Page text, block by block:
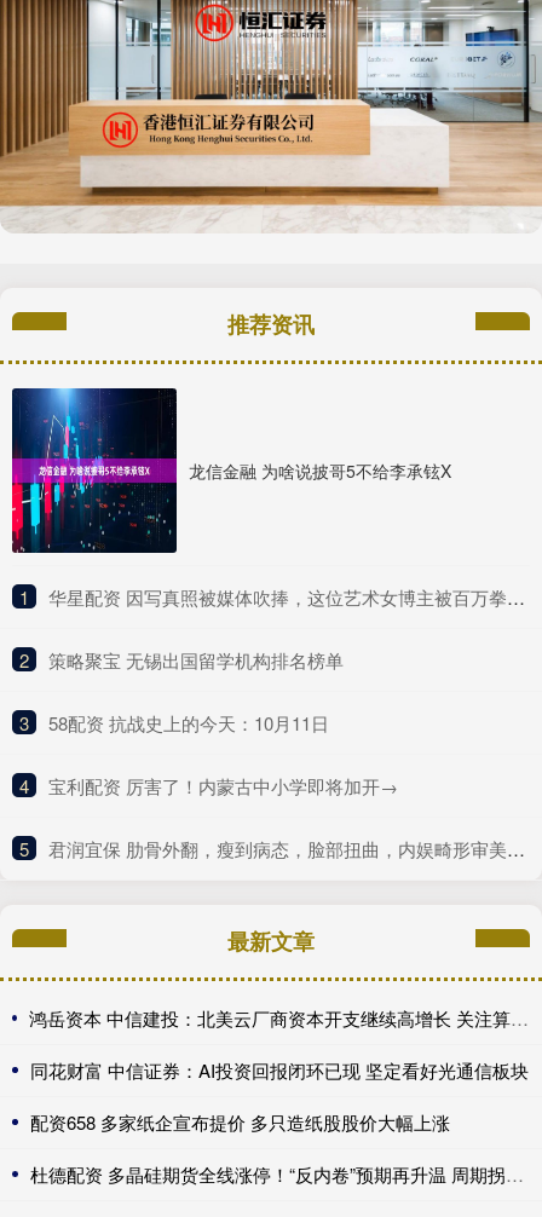
推荐资讯
龙信金融 为啥说披哥5不给李承铉X
1 ​华星配资 因写真照被媒体吹捧，这位艺术女博主被百万拳迷称为UFC传奇？
2 ​策略聚宝 无锡出国留学机构排名榜单
3 ​58配资 抗战史上的今天：10月11日
4 ​宝利配资 厉害了！内蒙古中小学即将加开→
5 ​君润宜保 肋骨外翻，瘦到病态，脸部扭曲，内娱畸形审美什么时候是个头
最新文章
鸿岳资本 中信建投：北美云厂商资本开支继续高增长 关注算力超跌与高股息标的
同花财富 中信证券：AI投资回报闭环已现 坚定看好光通信板块
配资658 多家纸企宣布提价 多只造纸股股价大幅上涨
杜德配资 多晶硅期货全线涨停！“反内卷”预期再升温 周期拐点来了？